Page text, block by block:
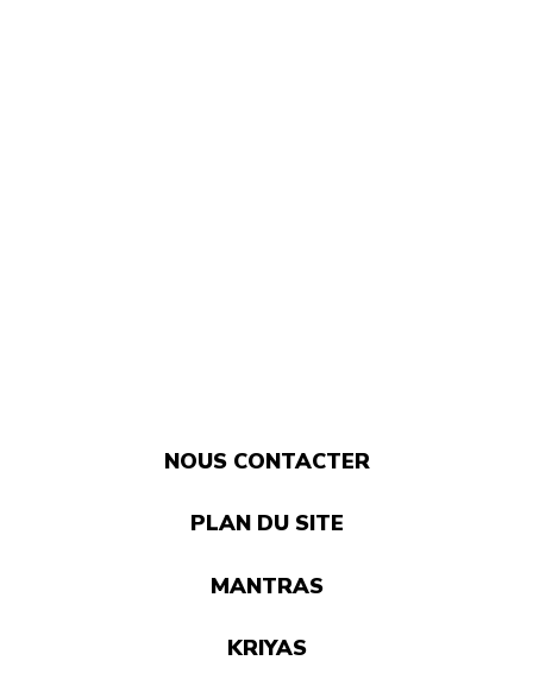
NOUS CONTACTER
PLAN DU SITE
MANTRAS
KRIYAS